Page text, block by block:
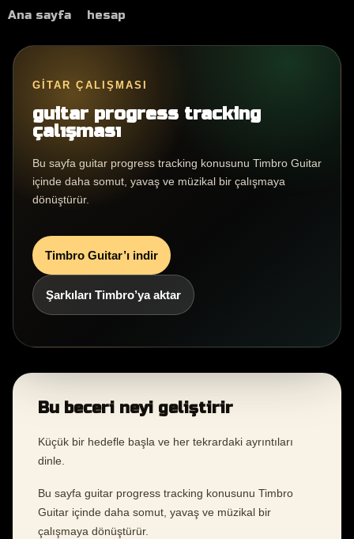
Ana sayfa hesap
GITAR ÇALIŞMASI
guitar progress tracking
çalışması
Bu sayfa guitar progress tracking konusunu Timbro Guitar
içinde daha somut, yavaş ve müzikal bir çalışmaya
dönüştürür.
Timbro Guitar’ı indir
Şarkıları Timbro’ya aktar
Bu beceri neyi geliştirir
Küçük bir hedefle başla ve her tekrardaki ayrıntıları
dinle.
Bu sayfa guitar progress tracking konusunu Timbro
Guitar içinde daha somut, yavaş ve müzikal bir
çalışmaya dönüştürür.